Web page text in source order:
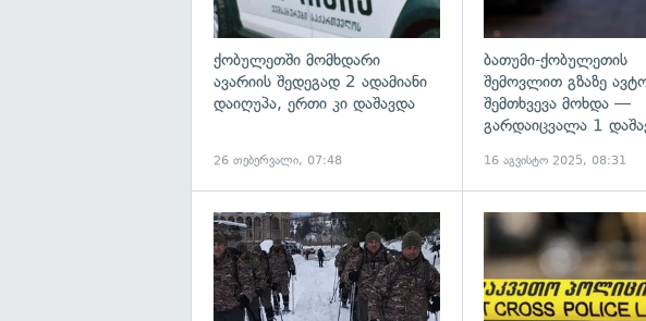
ქობულეთში მომხდარი
ავარიის შედეგად 2 ადამიანი
დაიღუპა, ერთი კი დაშავდა
26 თებერვალი, 07:48
ბათუმი-ქობულეთის
შემოვლით გზაზე
შემთხვევა მოხდა —
გარდაიცვალა 1
16 აგვისტო 2025, 08:31
გადახედვა